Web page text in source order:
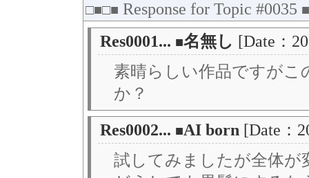
□■□■ Response for Topic #0035
Res0001... ■名無し [Date：
素晴らしい作品ですがこ
か？
Res0002... ■AI born [Date：
試してみましたが全体が